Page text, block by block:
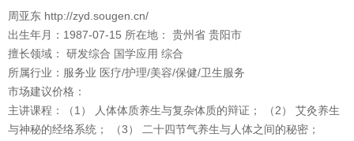
周亚东 http://zyd.sougen.cn/
出生年月：1987-07-15 所在地： 贵州省 贵阳市
擅长领域： 研发综合 国学应用 综合
所属行业：服务业 医疗/护理/美容/保健/卫生服务
市场建议价格：
主讲课程：（1） 人体体质养生与复杂体质的辩证； （2） 艾灸养生
与神秘的经络系统； （3） 二十四节气养生与人体之间的秘密；